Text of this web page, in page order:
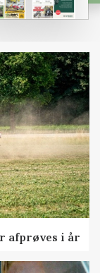
afprøves i år